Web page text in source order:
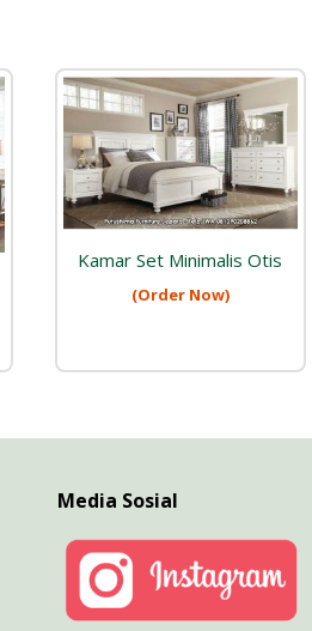
Kamar Set Minimalis Otis
(Order Now)
Media Sosial